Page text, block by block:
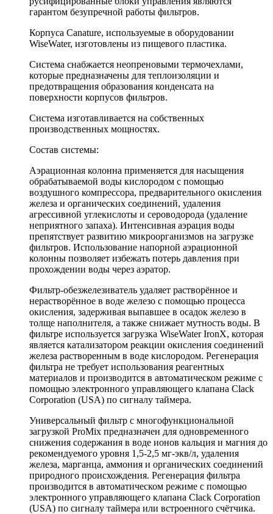
гарантом безупречной работы фильтров.
Корпуса Canature, используемые в оборудовании
WiseWater, изготовлены из пищевого пластика.
Система снабжается неопреновыми термочехлами,
которые предназначены для теплоизоляции и
предотвращения образования конденсата на
поверхности корпусов фильтров.
Система изготавливается на собственных
производственных мощностях.
Состав системы:
Аэрационная колонна применяется для насыщения
обрабатываемой воды кислородом с помощью
воздушного компрессора, предварительного окисления
железа и органических соединений, удаления
агрессивной углекислоты и сероводорода (удаление
неприятного запаха). Интенсивная аэрация воды
препятствует развитию микроорганизмов на загрузке
фильтров. Использование напорной аэрационной
колонны позволяет избежать потерь давления при
прохождении воды через аэратор.
Фильтр-обезжелезиватель удаляет растворённое и
нерастворённое в воде железо с помощью процесса
окисления, задерживая выпавшее в осадок железо в
толще наполнителя, а также снижает мутность воды. В
фильтре используется загрузка WiseWater IronX, которая
является катализатором реакции окисления соединений
железа растворенным в воде кислородом. Регенерация
фильтра не требует использования реагентных
материалов и производится в автоматическом режиме с
помощью электронного управляющего клапана Clack
Corporation (USA) по сигналу таймера.
Универсальный фильтр с многофункциональной
загрузкой ProMix предназначен для одновременного
снижения содержания в воде ионов кальция и магния до
рекомендуемого уровня 1,5-2,5 мг-экв/л, удаления
железа, марганца, аммония и органических соединений
природного происхождения. Регенерация фильтра
производится в автоматическом режиме с помощью
электронного управляющего клапана Clack Corporation
(USA) по сигналу таймера или встроенного счётчика.